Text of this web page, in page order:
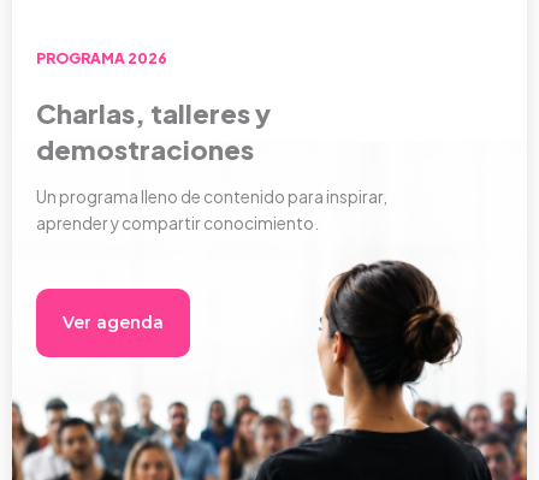
PROGRAMA 2026
Charlas, talleres y
demostraciones
Un programa lleno de contenido para inspirar,
aprender y compartir conocimiento.
Ver agenda